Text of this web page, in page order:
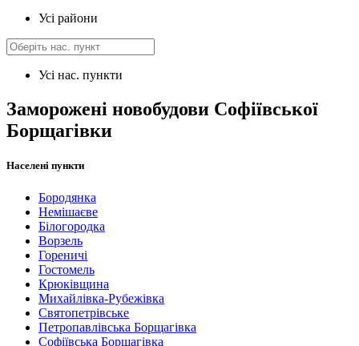
Усі райони
Усі нас. пункти
Заморожені новобудови Софіївської
Борщагівки
Населені пункти
Бородянка
Немішаєве
Білогородка
Ворзель
Гореничі
Гостомель
Крюківщина
Михайлівка-Рубежівка
Святопетрівське
Петропавлівська Борщагівка
Софіївська Борщагівка